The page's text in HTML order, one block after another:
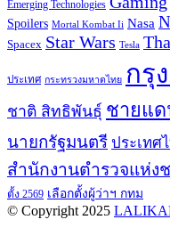
Emerging Technologies
Spoilers Mortal Kombat Ii Nasa
Spacex Star Wars Tesla
ประเทศ กระทรวงมหาดไทย กรุ
ชาติ สิทธิพันธุ์ ชายแ
นายกรัฐมนตรี ประเทศ
สำนักงานตำรวจแห่ง
ตั้ง 2569 เลือกตั้งผู้ว่าฯ กทม
© Copyright 2025